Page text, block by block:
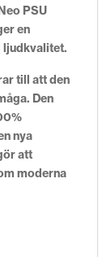
PSU
en
till att den
Den
nya
att
moderna